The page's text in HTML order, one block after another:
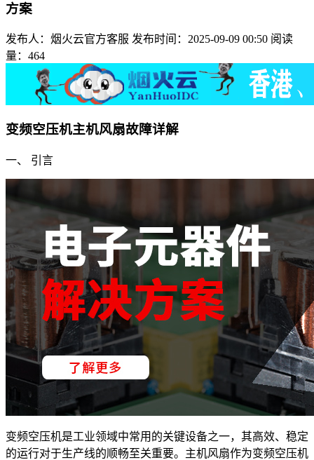
方案
发布人：烟火云官方客服 发布时间：2025-09-09 00:50 阅读
量：464
变频空压机主机风扇故障详解
一、 引言
变频空压机是工业领域中常用的关键设备之一，其高效、稳定
的运行对于生产线的顺畅至关重要。主机风扇作为变频空压机